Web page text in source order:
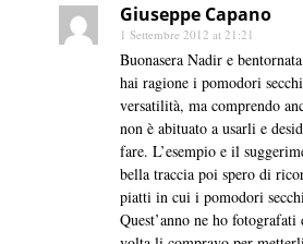
Giuseppe Capano
1 Settembre 2012 at 21:21
Buonasera Nadir e bentornata,
hai ragione i pomodori
versatilità, ma comprendo
non è abituato a usarli e
fare. L’esempio e il
bella traccia poi spero di
piatti in cui i pomodori
Quest’anno ne ho